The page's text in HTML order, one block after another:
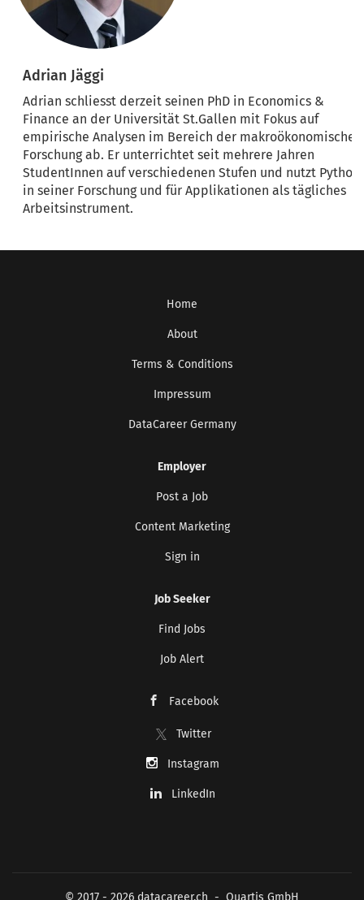
Adrian Jäggi
Adrian schliesst derzeit seinen PhD in Economics &
Finance an der Universität St.Gallen mit Fokus auf
empirische Analysen im Bereich der makroökonomischen
Forschung ab. Er unterrichtet seit mehrere Jahren
StudentInnen auf verschiedenen Stufen und nutzt Python
in seiner Forschung und für Applikationen als tägliches
Arbeitsinstrument.
Home
About
Terms & Conditions
Impressum
DataCareer Germany
Employer
Post a Job
Content Marketing
Sign in
Job Seeker
Find Jobs
Job Alert
Facebook
Twitter
Instagram
LinkedIn
© 2017 - 2026 datacareer.ch - Quartis GmbH